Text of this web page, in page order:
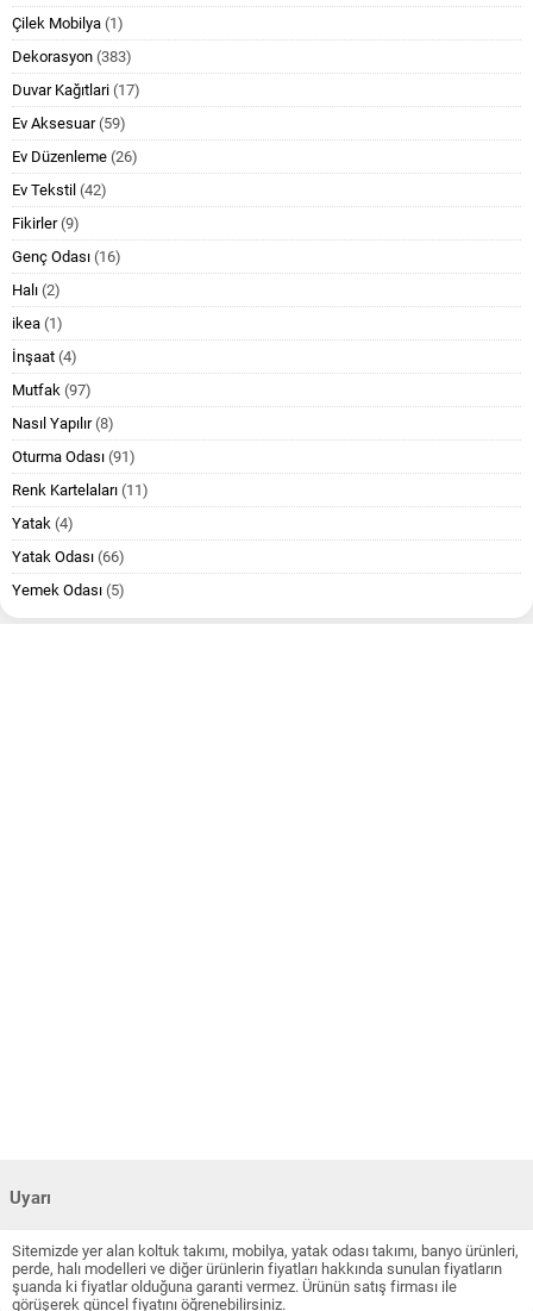
Çilek Mobilya (1)
Dekorasyon (383)
Duvar Kağıtlari (17)
Ev Aksesuar(59)
Ev Düzenleme (26)
Ev Tekstil (42)
Fikirler(9)
Genç Odası (16)
Halı (2)
ikea (1)
İnşaat (4)
Mutfak (97)
Nasıl Yapılır(8)
Oturma Odası (91)
Renk Kartelaları (11)
Yatak (4)
Yatak Odası (66)
Yemek Odası (5)
Uyarı
Sitemizde yer alan koltuk takımı, mobilya, yatak odası takımı, banyo ürünleri,
perde, halı modelleri ve diğer ürünlerin fiyatları hakkında sunulan fiyatların
şuanda ki fiyatlar olduğuna garanti vermez. Ürünün satış firması ile
görüşerek güncel fiyatını öğrenebilirsiniz.